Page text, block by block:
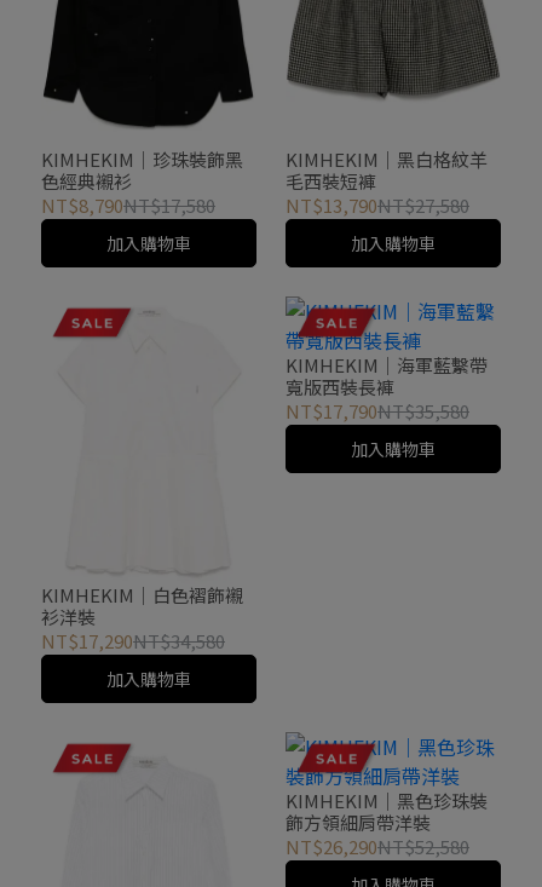
KIMHEKIM｜珍珠裝飾黑
色經典襯衫
NT$8,790NT$17,580
加入購物車
KIMHEKIM｜黑白格紋羊
毛西裝短褲
NT$13,790NT$27,580
加入購物車
KIMHEKIM｜白色褶飾襯
衫洋裝
NT$17,290NT$34,580
加入購物車
KIMHEKIM｜海軍藍繫帶
寬版西裝長褲
NT$17,790NT$35,580
加入購物車
KIMHEKIM｜黑色珍珠裝
飾方領細肩帶洋裝
NT$26,290NT$52,580